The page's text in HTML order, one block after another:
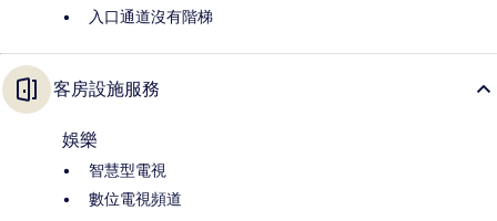
入口通道沒有階梯
客房設施服務
娛樂
智慧型電視
數位電視頻道